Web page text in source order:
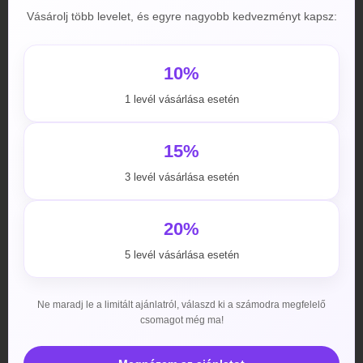
Információt gyűjt, hogy melyik Vitara 20mg webáruház
a megbízható és hogy hol fordulhat elő, hogy
hamisítványt kap? Jól teszi, ha előzetesen tájékozódik,
mert valóban vannak olyan üzletek, ahol nem az eredeti
Gyógyszergyár, mint hivatalos forgalmazó termékét
vásárolja meg, akkor könnyen előfordulhat, hogy nem
azt fogja tapasztalni, mint amire […]
Vásárolj több levelet, és egyre nagyobb kedvezményt kapsz:
10%
1 levél vásárlása esetén
15%
3 levél vásárlása esetén
20%
5 levél vásárlása esetén
Ne maradj le a limitált ajánlatról, válaszd ki a számodra megfelelő
csomagot még ma!